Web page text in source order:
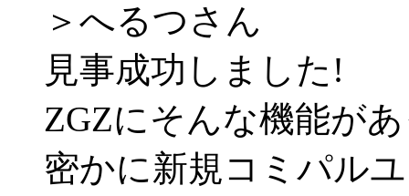
＞へるつさん
見事成功しました!
ZGZにそんな機能が
密かに新規コミパル